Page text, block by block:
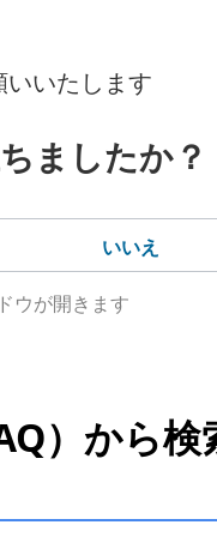
ださい。
いたします
ましたか？
いいえ
ウが開きます
）から検